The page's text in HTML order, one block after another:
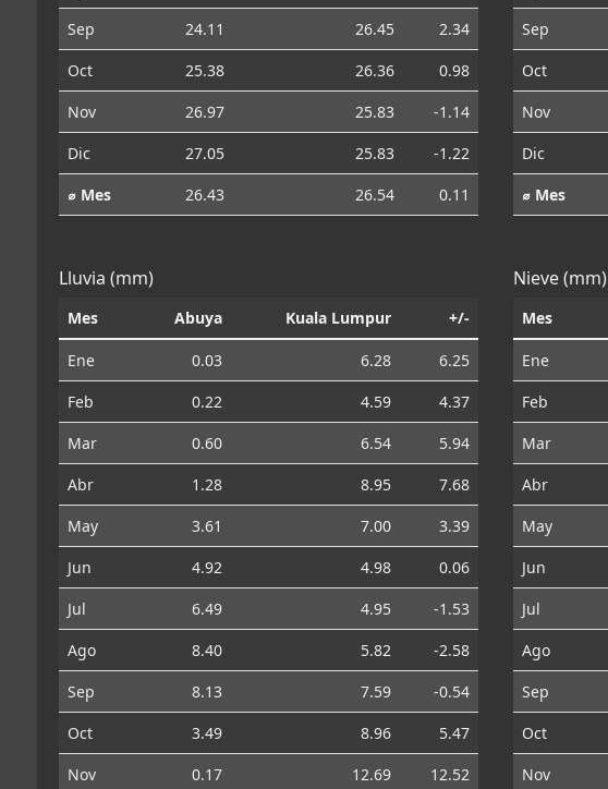
Sep
24.11 26.45
2.34
Oct
25.38 26.36
0.98
Nov
26.97 25.83
-1.14
Dic
27.05 25.83
-1.22
⌀ Mes
26.43 26.54 0.11
Sep
Oct
Nov
Dic
⌀ Mes
Lluvia (mm)
Mes Abuya Kuala Lumpur +/-
Ene 0.03 6.28
6.25
Feb
0.22 4.59
4.37
Mar
0.60 6.54
5.94
Abr
1.28 8.95
7.68
May
3.61 7.00
3.39
Jun
4.92 4.98
0.06
Jul
6.49 4.95
-1.53
Ago
8.40 5.82
-2.58
Sep
8.13 7.59
-0.54
Oct
3.49 8.96
5.47
Nov
0.17 12.69 12.52
Nieve (mm)
Mes
Ene
Feb
Mar
Abr
May
Jun
Jul
Ago
Sep
Oct
Nov